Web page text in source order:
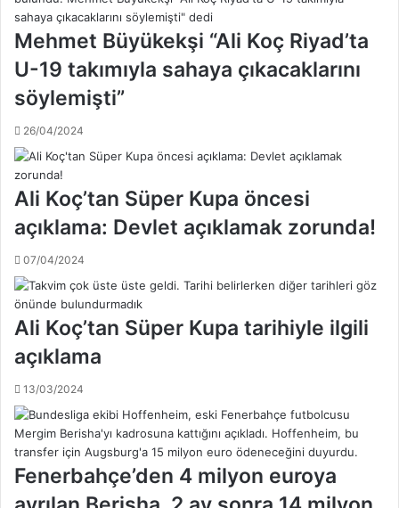
b
ü
n
n
A
l
x
d
S
o
u
a
a
ç
ı
k
l
a
G
a
a
s
a
r
y
'
i
c
r
y
a
v
e
r
d
Mehmet Büyükekşi “Ali Koç Riyad’ta
U-19 takımıyla sahaya çıkacaklarını
söylemişti”
26/04/2024
Ali Koç’tan Süper Kupa öncesi
açıklama: Devlet açıklamak zorunda!
07/04/2024
Ali Koç’tan Süper Kupa tarihiyle ilgili
açıklama
13/03/2024
Fenerbahçe’den 4 milyon euroya